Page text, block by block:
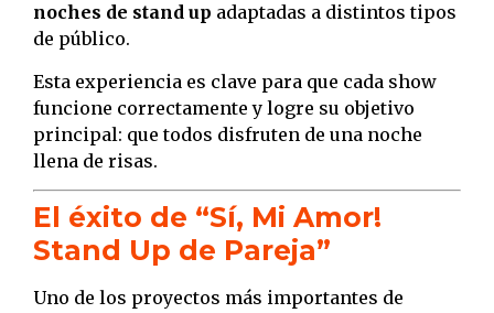
noches de stand up adaptadas a distintos tipos
de público.
Esta experiencia es clave para que cada show
funcione correctamente y logre su objetivo
principal: que todos disfruten de una noche
llena de risas.
El éxito de “Sí, Mi Amor!
Stand Up de Pareja”
Uno de los proyectos más importantes de